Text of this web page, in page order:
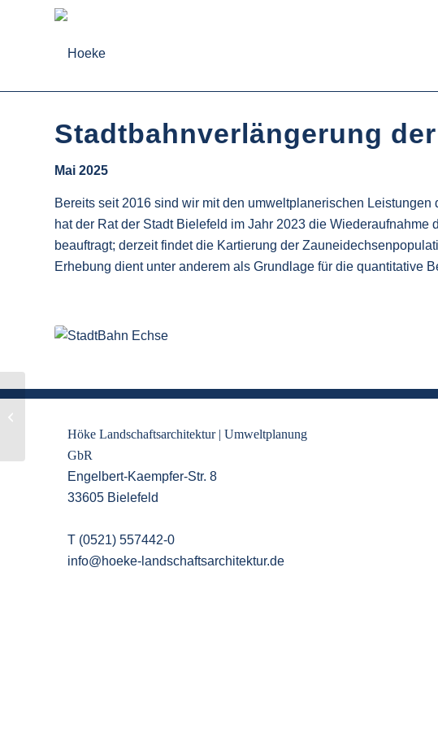
Stadtbahnverlängerung
Mai 2025
Bereits seit 2016 sind wir mit den umweltplanerischen
hat der Rat der Stadt Bielefeld im Jahr 2023 die
beauftragt; derzeit findet die Kartierung der
Erhebung dient unter anderem als Grundlage für die quantitative
Höke Landschaftsarchitektur | Umweltplanung
GbR
Engelbert-Kaempfer-Str. 8
33605 Bielefeld
Т (0521) 557442-0
info@hoeke-landschaftsarchitektur.de
Baustart Sanierung und
Quellteich im Kurpark